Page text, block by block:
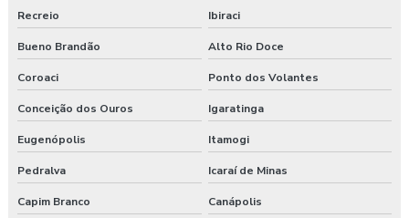
Recreio Ibiraci
Bueno Brandão Alto Rio Doce
Coroaci Ponto dos Volantes
Conceição dos Ouros Igaratinga
Eugenópolis Itamogi
Pedralva Icaraí de Minas
Capim Branco Canápolis